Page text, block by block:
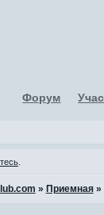
Форум
» Приемная »